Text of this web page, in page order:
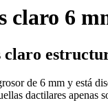
claro 6
de 6 mm y está
dactilares